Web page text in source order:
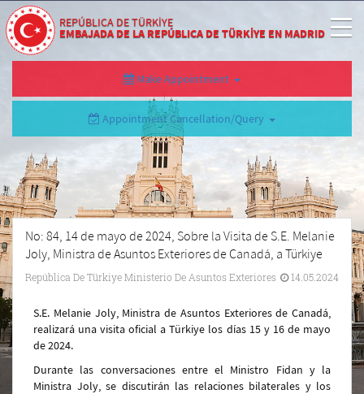
REPÚBLICA DE TÜRKİYE
EMBAJADA DE LA REPÚBLICA DE TÜRKİYE EN MADRID
Make Appointment
Appointment Cancellation/Query
No: 84, 14 de mayo de 2024, Sobre la Visita de S.E. Melanie
Joly, Ministra de Asuntos Exteriores de Canadá, a Türkiye
República De Türkiye Ministerio De Asuntos Exteriores 14.05.2024
S.E. Melanie Joly, Ministra de Asuntos Exteriores de Canadá,
realizará una visita oficial a Türkiye los días 15 y 16 de mayo
de 2024.
Durante las conversaciones entre el Ministro Fidan y la
Ministra Joly, se discutirán las relaciones bilaterales y los